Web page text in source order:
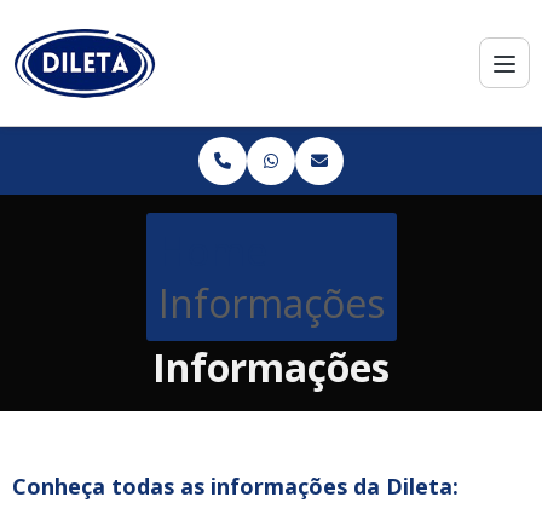
Informações
Informações
Conheça todas as informações da Dileta: